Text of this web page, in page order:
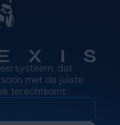
dat
met de juiste
terechtkomt.